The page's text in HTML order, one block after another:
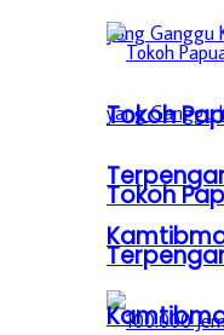
Tokoh
Tokoh